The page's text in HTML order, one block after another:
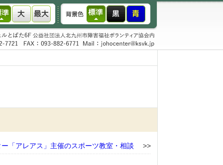
「アレアス」主催のスポーツ教室・相談 >>